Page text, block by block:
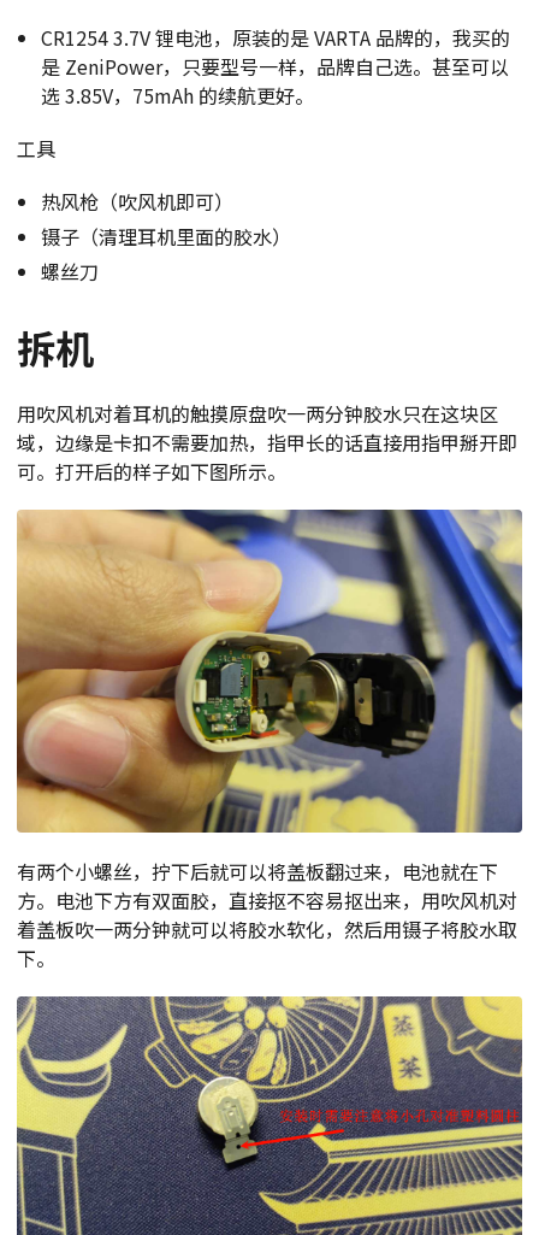
CR1254 3.7V 锂电池，原装的是 VARTA 品牌的，我买的
是 ZeniPower，只要型号一样，品牌自己选。甚至可以
选 3.85V，75mAh 的续航更好。
工具
热风枪（吹风机即可）
镊子（清理耳机里面的胶水）
螺丝刀
拆机
用吹风机对着耳机的触摸原盘吹一两分钟胶水只在这块区
域，边缘是卡扣不需要加热，指甲长的话直接用指甲掰开即
可。打开后的样子如下图所示。
有两个小螺丝，拧下后就可以将盖板翻过来，电池就在下
方。电池下方有双面胶，直接抠不容易抠出来，用吹风机对
着盖板吹一两分钟就可以将胶水软化，然后用镊子将胶水取
下。